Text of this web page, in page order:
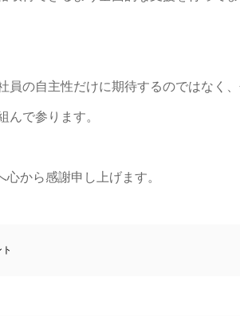
員の自主性だけに期待するのではなく
んで参ります。
から感謝申し上げます。